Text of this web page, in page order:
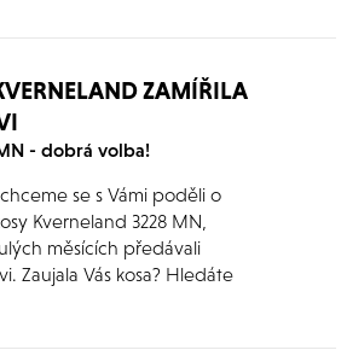
ZAMÍŘILA
- dobrá volba!
se s Vámi poděli o
Kverneland 3228 MN,
měsících předávali
Zaujala Vás kosa? Hledáte